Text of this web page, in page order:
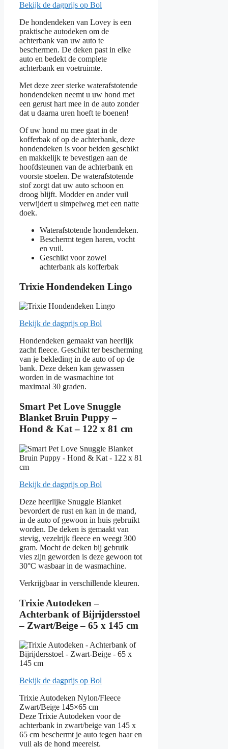
Bekijk de dagprijs op Bol
De hondendeken van Lovey is een
praktische autodeken om de
achterbank van uw auto te
beschermen. De deken past in elke
auto en bedekt de complete
achterbank en voetruimte.
Met deze zeer sterke waterafstotende
hondendeken neemt u uw hond met
een gerust hart mee in de auto zonder
dat u daarna uren hoeft te boenen!
Of uw hond nu mee gaat in de
kofferbak of op de achterbank, deze
hondendeken is voor beiden geschikt
en makkelijk te bevestigen aan de
hoofdsteunen van de achterbank en
voorste stoelen. De waterafstotende
stof zorgt dat uw auto schoon en
droog blijft. Modder en ander vuil
verwijdert u simpelweg met een natte
doek.
Waterafstotende hondendeken.
Beschermt tegen haren, vocht
en vuil.
Geschikt voor zowel
achterbank als kofferbak
Trixie Hondendeken Lingo
Bekijk de dagprijs op Bol
Hondendeken gemaakt van heerlijk
zacht fleece. Geschikt ter bescherming
van je bekleding in de auto of op de
bank. Deze deken kan gewassen
worden in de wasmachine tot
maximaal 30 graden.
Smart Pet Love Snuggle
Blanket Bruin Puppy –
Hond & Kat – 122 x 81 cm
Bekijk de dagprijs op Bol
Deze heerlijke Snuggle Blanket
bevordert de rust en kan in de mand,
in de auto of gewoon in huis gebruikt
worden. De deken is gemaakt van
stevig, vezelrijk fleece en weegt 300
gram. Mocht de deken bij gebruik
vies zijn geworden is deze gewoon tot
30°C wasbaar in de wasmachine.
Verkrijgbaar in verschillende kleuren.
Trixie Autodeken –
Achterbank of Bijrijdersstoel
– Zwart/Beige – 65 x 145 cm
Bekijk de dagprijs op Bol
Trixie Autodeken Nylon/Fleece
Zwart/Beige 145×65 cm
Deze Trixie Autodeken voor de
achterbank in zwart/beige van 145 x
65 cm beschermt je auto tegen haar en
vuil als de hond meereist.